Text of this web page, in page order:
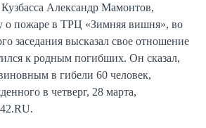
Александр Мамонтов,
о пожаре в ТРЦ «Зимняя вишня», во
заседания высказал свое отношение
к родным погибших. Он сказал,
в гибели 60 человек,
в четверг, 28 марта,